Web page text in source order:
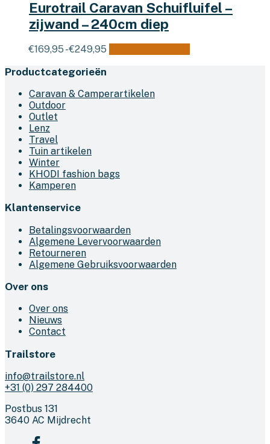
Eurotrail Caravan Schuifluifel –
zijwand – 240cm diep
€169,95 - €249,95
Productcategorieën
Caravan & Camperartikelen
Outdoor
Outlet
Lenz
Travel
Tuin artikelen
Winter
KHODI fashion bags
Kamperen
Klantenservice
Betalingsvoorwaarden
Algemene Levervoorwaarden
Retourneren
Algemene Gebruiksvoorwaarden
Over ons
Over ons
Nieuws
Contact
Trailstore
info@trailstore.nl
+31 (0) 297 284400
Postbus 131
3640 AC Mijdrecht